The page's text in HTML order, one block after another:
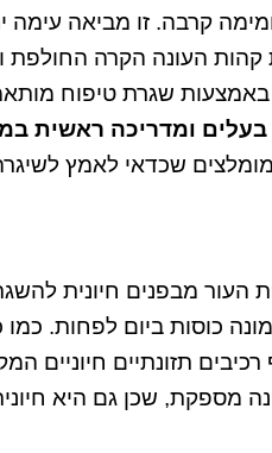
קרבה. זו מביאה עימה
קהות העונה הקרה
שגרת טיפוח
בעלים ומדריכה ראשית
מומלצים שכדאי לאמץ
העור מבפנים חיונית
כוסות ביום לפחות. כמו
לספק לגוף רכיבים תזונתיים
מספקת, שכן גם היא